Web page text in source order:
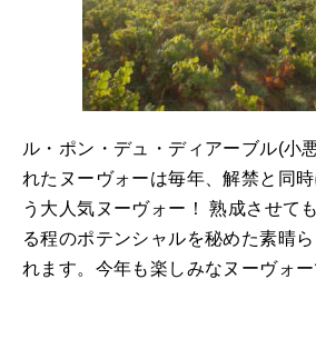
ル・ポン・デュ・ディアーブル(小
れたヌーヴォーは毎年、解禁と同
う大人気ヌーヴォー！ 熟成させて
る程のポテンシャルを秘めた素晴
れます。今年も楽しみなヌーヴォー